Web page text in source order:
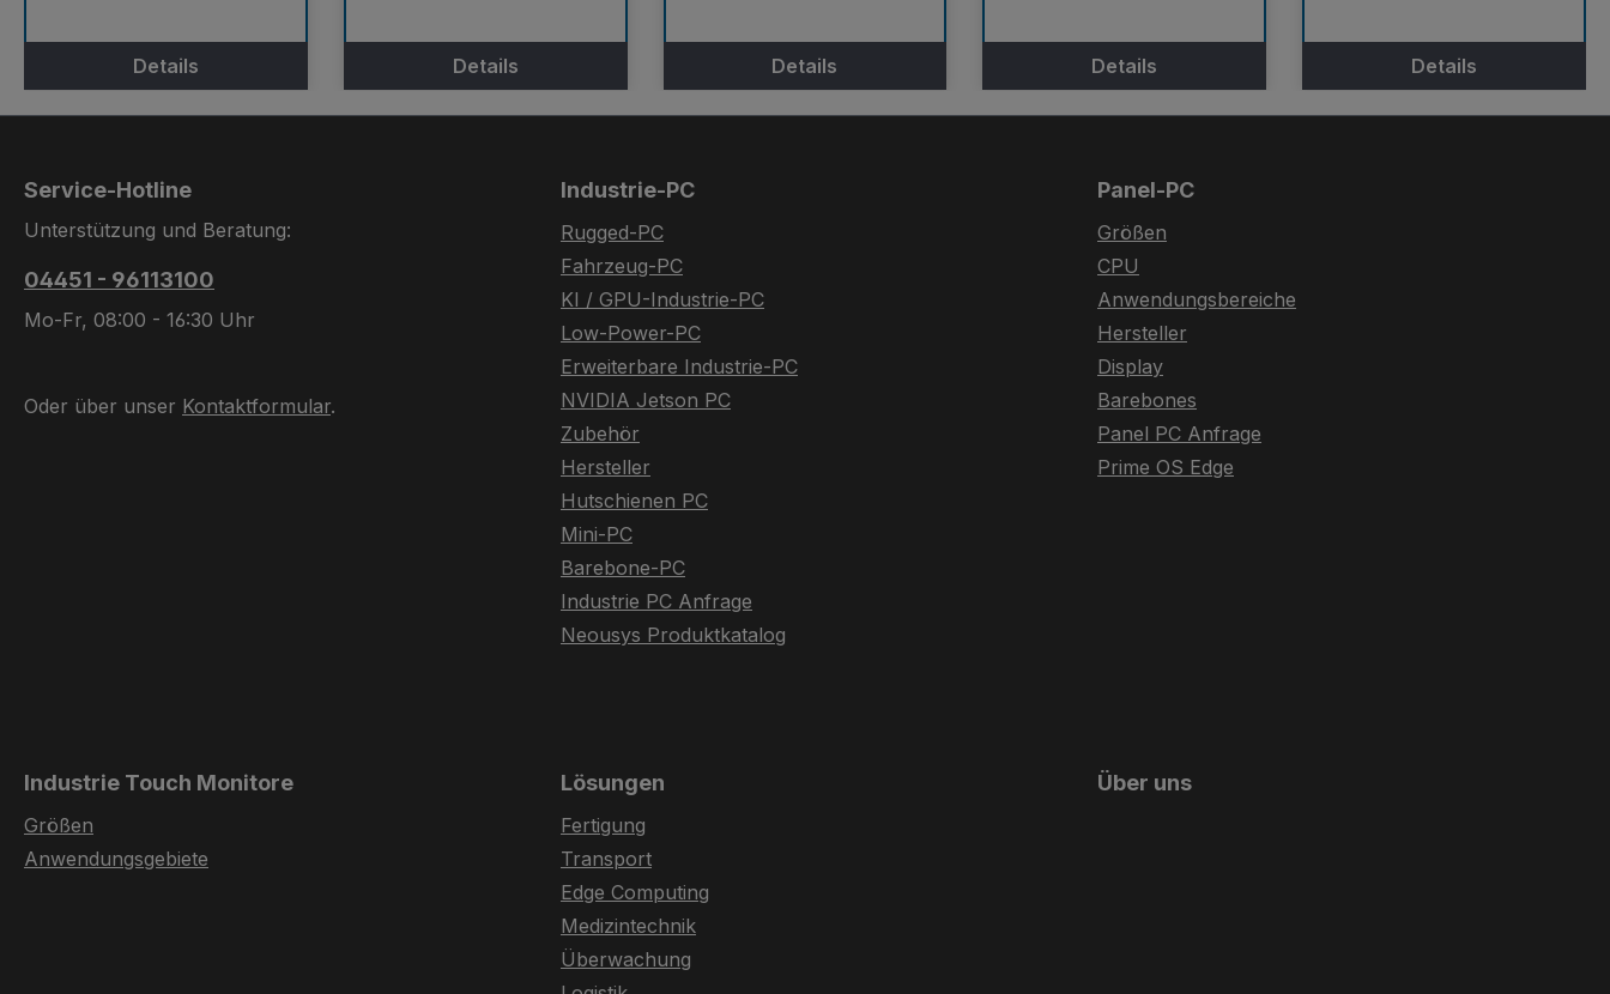
Details Details Details Details Details
Service-Hotline
Unterstützung und Beratung:
04451 - 96113100
Mo-Fr, 08:00 - 16:30 Uhr
Oder über unser Kontaktformular.
Industrie-PC
Rugged-PC
Fahrzeug-PC
KI / GPU-Industrie-PC
Low-Power-PC
Erweiterbare Industrie-PC
NVIDIA Jetson PC
Zubehör
Hersteller
Hutschienen PC
Mini-PC
Barebone-PC
Industrie PC Anfrage
Neousys Produktkatalog
Panel-PC
Größen
CPU
Anwendungsbereiche
Hersteller
Display
Barebones
Panel PC Anfrage
Prime OS Edge
Industrie Touch Monitore
Größen
Anwendungsgebiete
Lösungen
Fertigung
Transport
Edge Computing
Medizintechnik
Überwachung
Über uns